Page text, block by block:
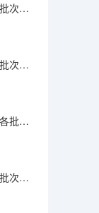
2025高考湖南中医药大学在北京各批次选科要求介绍（2026参考）
2025高考湖南中医药大学在天津各批次选科要求介绍（2026参考）
2025高考湖南中医药大学在内蒙古各批次选科要求介绍（2026参考）
2025高考湖南中医药大学在湖南各批次选科要求介绍（2026参考）